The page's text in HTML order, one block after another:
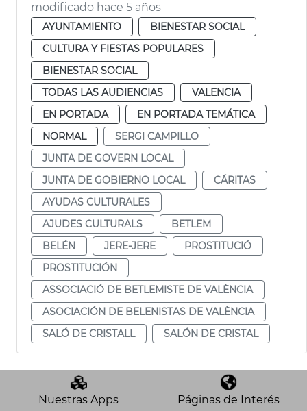
modificado hace 5 años
AYUNTAMIENTO
BIENESTAR SOCIAL
CULTURA Y FIESTAS POPULARES
BIENESTAR SOCIAL
TODAS LAS AUDIENCIAS
VALENCIA
EN PORTADA
EN PORTADA TEMÁTICA
NORMAL
SERGI CAMPILLO
JUNTA DE GOVERN LOCAL
JUNTA DE GOBIERNO LOCAL
CÁRITAS
AYUDAS CULTURALES
AJUDES CULTURALS
BETLEM
BELÉN
JERE-JERE
PROSTITUCIÓ
PROSTITUCIÓN
ASSOCIACIÓ DE BETLEMISTE DE VALÈNCIA
ASOCIACIÓN DE BELENISTAS DE VALÈNCIA
SALÓ DE CRISTALL
SALÓN DE CRISTAL
Nuestras Apps Páginas de Interés